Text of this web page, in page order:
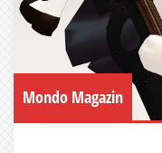
Mondo Magazin